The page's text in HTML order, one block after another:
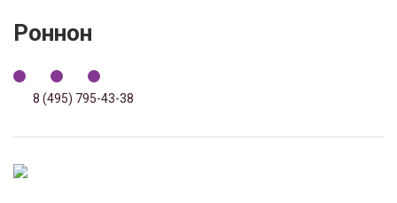
Роннон
8 (495) 795-43-38